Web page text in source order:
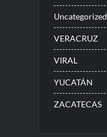
Uncategorized
VERACRUZ
VIRAL
YUCATÁN
ZACATECAS